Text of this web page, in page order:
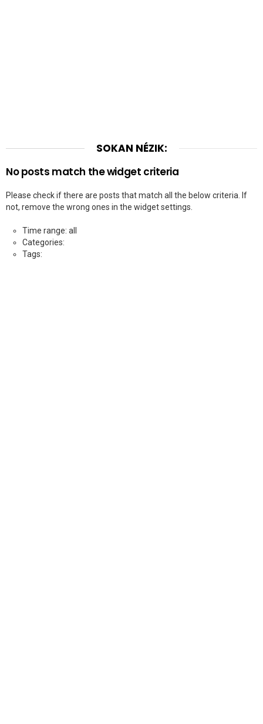
SOKAN NÉZIK:
No posts match the widget criteria
Please check if there are posts that match all the below criteria. If
not, remove the wrong ones in the widget settings.
Time range: all
Categories:
Tags: